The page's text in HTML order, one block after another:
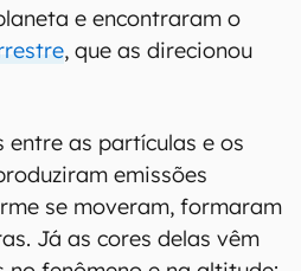
e encontraram o
, que as direcionou
entre as partículas e os
emissões
se moveram, formaram
Já as cores delas vêm